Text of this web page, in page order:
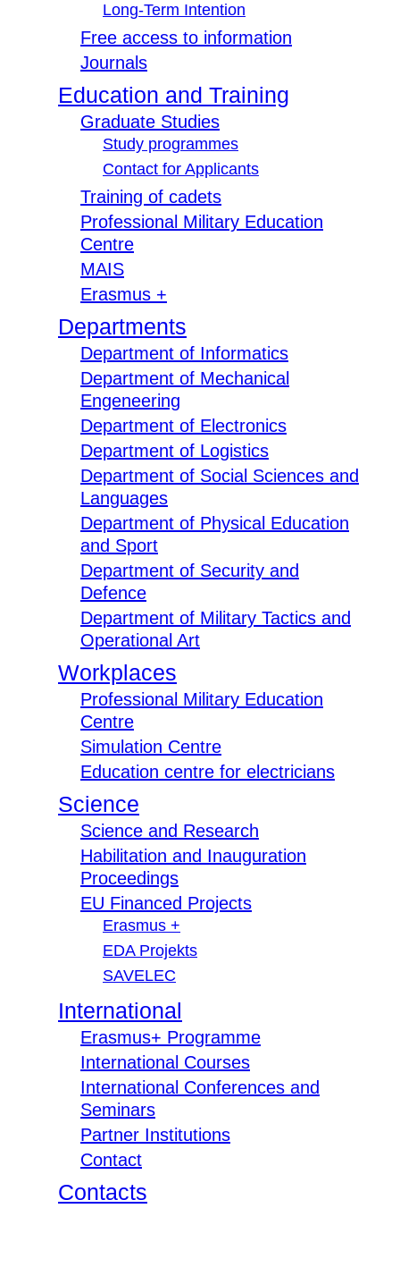
Long-Term Intention
Free access to information
Journals
Education and Training
Graduate Studies
Study programmes
Contact for Applicants
Training of cadets
Professional Military Education
Centre
MAIS
Erasmus +
Departments
Department of Informatics
Department of Mechanical
Engeneering
Department of Electronics
Department of Logistics
Department of Social Sciences and
Languages
Department of Physical Education
and Sport
Department of Security and
Defence
Department of Military Tactics and
Operational Art
Workplaces
Professional Military Education
Centre
Simulation Centre
Education centre for electricians
Science
Science and Research
Habilitation and Inauguration
Proceedings
EU Financed Projects
Erasmus +
EDA Projekts
SAVELEC
International
Erasmus+ Programme
International Courses
International Conferences and
Seminars
Partner Institutions
Contact
Contacts